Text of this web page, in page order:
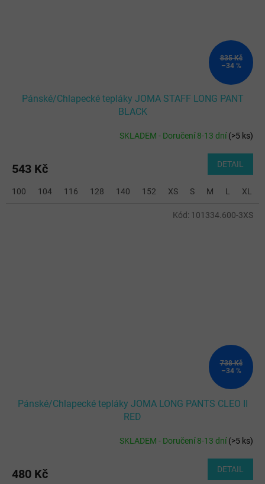
835 Kč
–34 %
Pánské/Chlapecké tepláky JOMA STAFF LONG PANT
BLACK
SKLADEM - Doručení 8-13 dní(>5 ks)
543 Kč DETAIL
100 104 116 128 140 152 XS S M L XL
738 Kč
–34 %
Pánské/Chlapecké tepláky JOMA LONG PANTS CLEO II
RED
SKLADEM - Doručení 8-13 dní(>5 ks)
480 Kč DETAIL
Kód: 101334.600-3XS